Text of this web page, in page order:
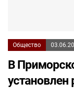
Общество
В
установлен